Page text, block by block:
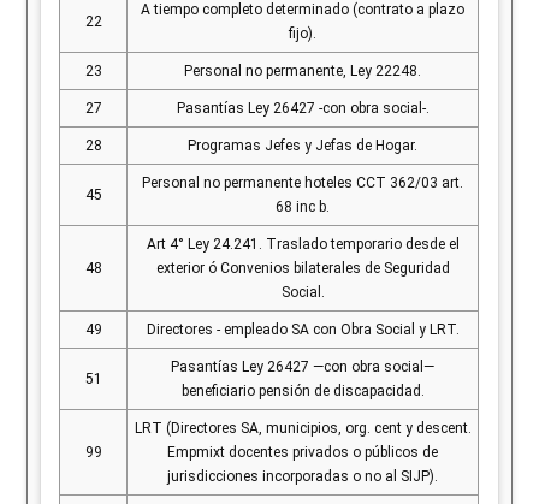
22
A tiempo completo determinado (contrato a plazo
fijo).
23 Personal no permanente, Ley 22248.
27 Pasantías Ley 26427 -con obra social-.
28 Programas Jefes y Jefas de Hogar.
45
Personal no permanente hoteles CCT 362/03 art.
68 inc b.
48
Art 4° Ley 24.241. Traslado temporario desde el
exterior ó Convenios bilaterales de Seguridad
Social.
49 Directores - empleado SA con Obra Social y LRT.
51
Pasantías Ley 26427 —con obra social—
beneficiario pensión de discapacidad.
99
LRT (Directores SA, municipios, org. cent y descent.
Empmixt docentes privados o públicos de
jurisdicciones incorporadas o no al SIJP).